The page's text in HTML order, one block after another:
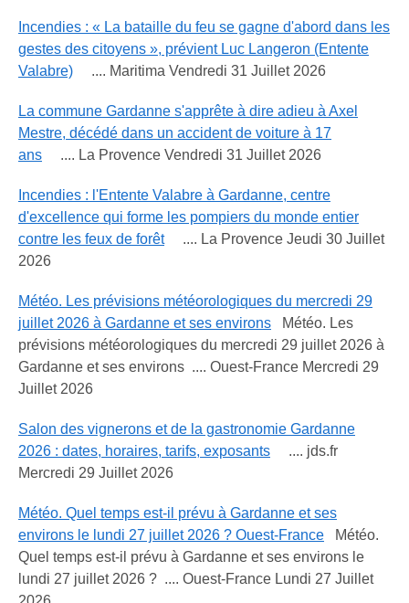
Incendies : « La bataille du feu se gagne d'abord dans les
gestes des citoyens », prévient Luc Langeron (Entente
Valabre) .... Maritima Vendredi 31 Juillet 2026
La commune Gardanne s'apprête à dire adieu à Axel
Mestre, décédé dans un accident de voiture à 17
ans .... La Provence Vendredi 31 Juillet 2026
Incendies : l'Entente Valabre à Gardanne, centre
d'excellence qui forme les pompiers du monde entier
contre les feux de forêt.... La Provence Jeudi 30 Juillet
2026
Météo. Les prévisions météorologiques du mercredi 29
juillet 2026 à Gardanne et ses environs Météo. Les
prévisions météorologiques du mercredi 29 juillet 2026 à
Gardanne et ses environs .... Ouest-France Mercredi 29
Juillet 2026
Salon des vignerons et de la gastronomie Gardanne
2026 : dates, horaires, tarifs, exposants .... jds.fr
Mercredi 29 Juillet 2026
Météo. Quel temps est-il prévu à Gardanne et ses
environs le lundi 27 juillet 2026 ? Ouest-France Météo.
Quel temps est-il prévu à Gardanne et ses environs le
lundi 27 juillet 2026 ? .... Ouest-France Lundi 27 Juillet